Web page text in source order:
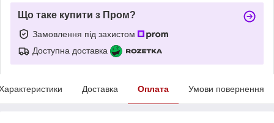
Що таке купити з Пром?
Замовлення під захистом
Доступна доставка
Доставка Оплата Умови повернення